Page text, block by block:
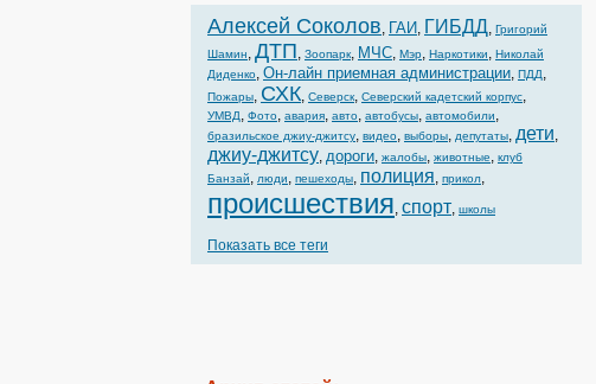
Алексей Соколов, ГАИ, ГИБДД, Григорий
Шамин, ДТП, Зоопарк, МЧС, Мэр, Наркотики, Николай
Диденко, Он-лайн приемная администрации, ПДД,
Пожары, СХК, Северск, Северский кадетский корпус,
УМВД, Фото, авария, авто, автобусы, автомобили,
бразильское джиу-джитсу, видео, выборы, депутаты, дети,
джиу-джитсу, дороги, жалобы, животные, клуб
Банзай, люди, пешеходы, полиция, прикол,
происшествия, спорт, школы
Показать все теги